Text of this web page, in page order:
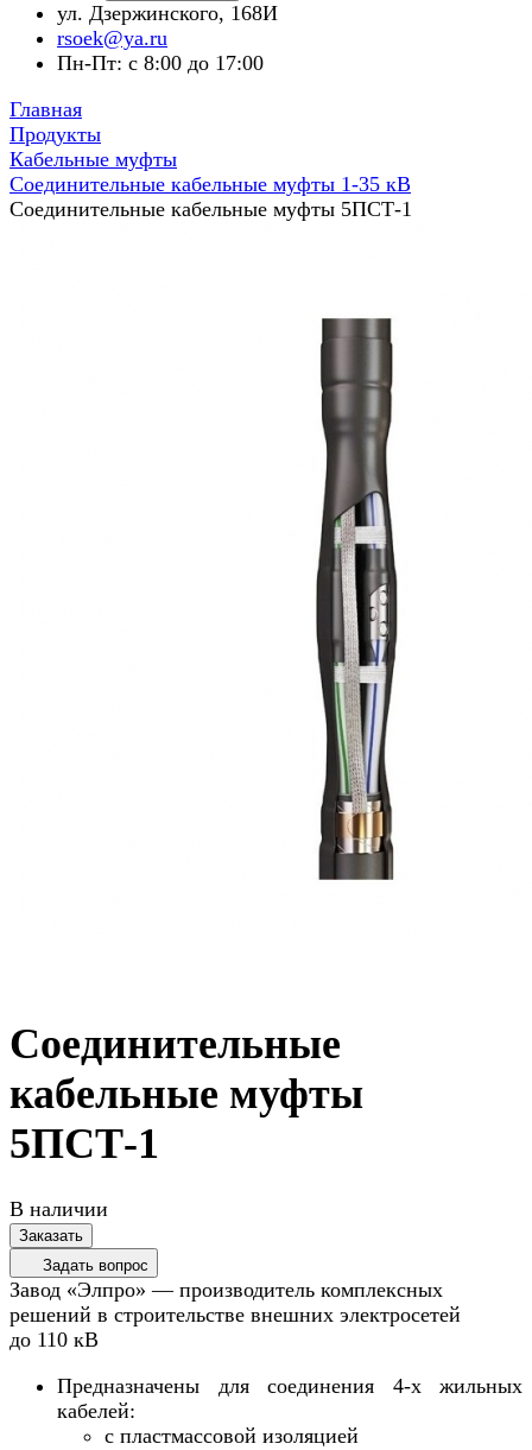
ул. Дзержинского, 168И
rsoek@ya.ru
Пн-Пт: с 8:00 до 17:00
Главная
Продукты
Кабельные муфты
Соединительные кабельные муфты 1-35 кВ
Соединительные кабельные муфты 5ПСТ-1
Соединительные
кабельные муфты
5ПСТ-1
В наличии
Заказать
Задать вопрос
Завод «Элпро» — производитель комплексных
решений в строительстве внешних электросетей
до 110 кВ
Предназначены для соединения 4-х жильных
кабелей:
с пластмассовой изоляцией